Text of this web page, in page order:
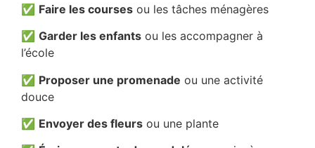
✅ Faire les courses ou les tâches ménagères
✅ Garder les enfants ou les accompagner à
l’école
✅ Proposer une promenade ou une activité
douce
✅ Envoyer des fleurs ou une plante